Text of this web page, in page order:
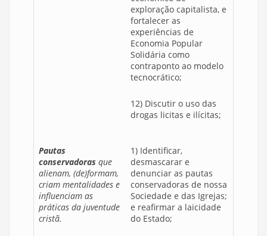
exploração capitalista, e
fortalecer as
experiências de
Economia Popular
Solidária como
contraponto ao modelo
tecnocrático;
12) Discutir o uso das
drogas licitas e ilícitas;
Pautas
conservadoras que
alienam, (de)formam,
criam mentalidades e
influenciam as
práticas da juventude
cristã.
1) Identificar,
desmascarar e
denunciar as pautas
conservadoras de nossa
Sociedade e das Igrejas;
e reafirmar a laicidade
do Estado;